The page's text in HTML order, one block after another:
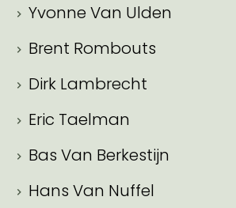
Yvonne Van Ulden
Brent Rombouts
Dirk Lambrecht
Eric Taelman
Bas Van Berkestijn
Hans Van Nuffel